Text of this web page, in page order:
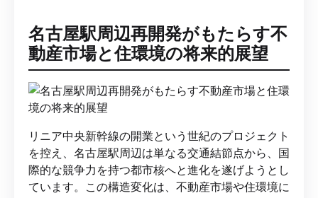
名古屋駅周辺再開発がもたらす不
動産市場と住環境の将来的展望
リニア中央新幹線の開業という世紀のプロジェクト
を控え、名古屋駅周辺は単なる交通結節点から、国
際的な競争力を持つ都市核へと進化を遂げようとし
ています。この構造変化は、不動産市場や住環境に